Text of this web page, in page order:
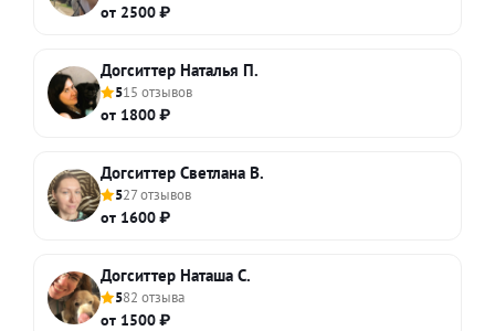
от 2500 ₽
Догситтер Наталья П.
515 отзывов
от 1800 ₽
Догситтер Светлана В.
527 отзывов
от 1600 ₽
Догситтер Наташа С.
582 отзыва
от 1500 ₽